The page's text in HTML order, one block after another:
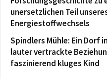
unersetzlichen Teil
Energiestoffwechsels
Spindlers Mühle: Ein Dorf
lauter vertrackte
faszinierend kluges Kind